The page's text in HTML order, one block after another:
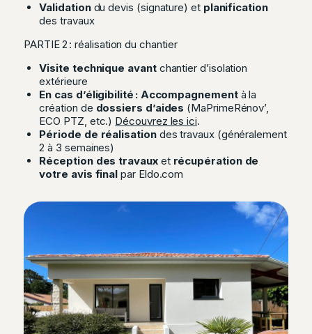
Validationdu devis (signature) et planification
des travaux
PARTIE 2 : réalisation du chantier
Visite technique avantchantier d’isolation
extérieure
En cas d’éligibilité : Accompagnementà la
création de dossiers d’aides (MaPrimeRénov’,
ECO PTZ, etc.) Découvrez les ici.
Période de réalisationdes travaux (généralement
2 à 3 semaines)
Réception des travauxet récupération de
votre avis final par Eldo.com